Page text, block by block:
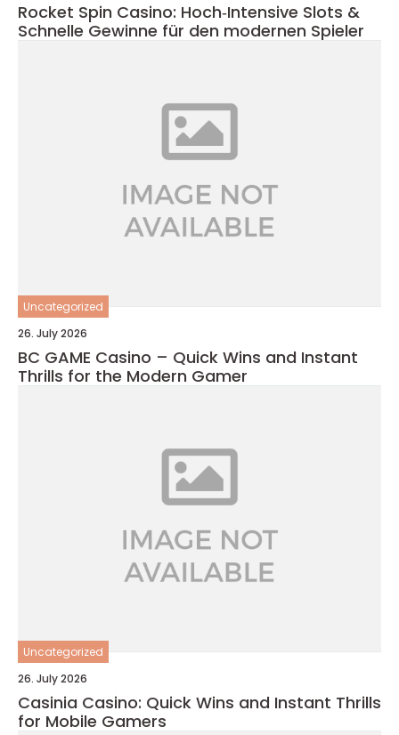
Rocket Spin Casino: Hoch‑Intensive Slots &
Schnelle Gewinne für den modernen Spieler
Uncategorized
26. July 2026
BC GAME Casino – Quick Wins and Instant
Thrills for the Modern Gamer
Uncategorized
26. July 2026
Casinia Casino: Quick Wins and Instant Thrills
for Mobile Gamers